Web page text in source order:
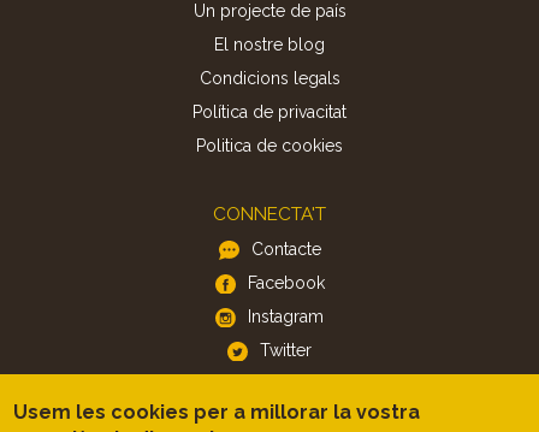
Un projecte de país
El nostre blog
Condicions legals
Política de privacitat
Politica de cookies
CONNECTA'T
Contacte
Facebook
Instagram
Twitter
APP
Usem les cookies per a millorar la vostra